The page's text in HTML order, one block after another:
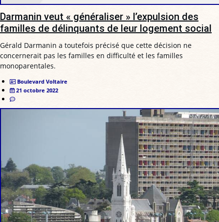
Darmanin veut « généraliser » l’expulsion des
familles de délinquants de leur logement social
Gérald Darmanin a toutefois précisé que cette décision ne
concernerait pas les familles en difficulté et les familles
monoparentales.
Boulevard Voltaire
21 octobre 2022